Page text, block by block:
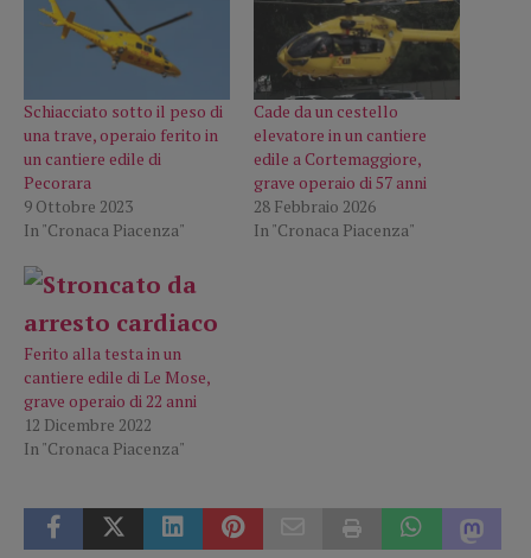
Schiacciato sotto il peso di
una trave, operaio ferito in
un cantiere edile di
Pecorara
9 Ottobre 2023
In "Cronaca Piacenza"
Cade da un cestello
elevatore in un cantiere
edile a Cortemaggiore,
grave operaio di 57 anni
28 Febbraio 2026
In "Cronaca Piacenza"
Ferito alla testa in un
cantiere edile di Le Mose,
grave operaio di 22 anni
12 Dicembre 2022
In "Cronaca Piacenza"